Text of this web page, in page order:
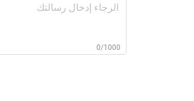
0/1000